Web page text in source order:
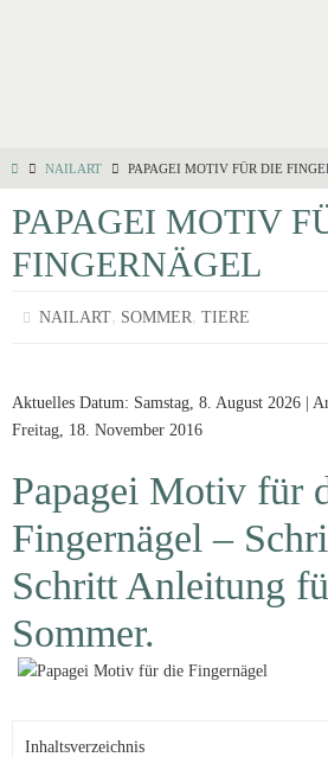
NAILART PAPAGEI MOTIV FÜR DIE
PAPAGEI MOTIV
FINGERNÄGEL
NAILART, SOMMER,TIERE
Aktuelles Datum: Samstag, 8. August 2026 |
Freitag, 18. November 2016
Papagei Motiv für
Fingernägel –
Schritt Anleitung
Sommer.
Inhaltsverzeichnis